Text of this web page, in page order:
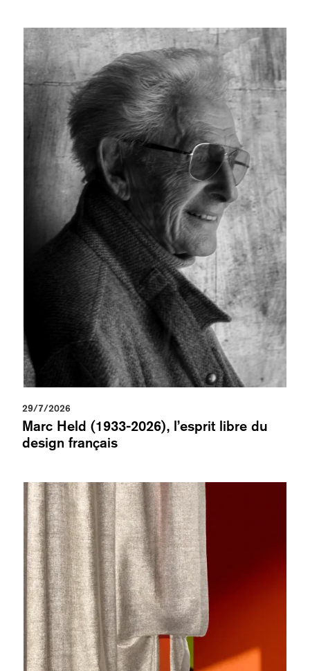
29/7/2026
Marc Held (1933-2026), l’esprit libre du
design français